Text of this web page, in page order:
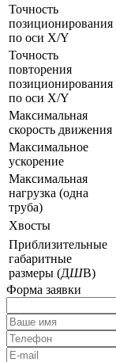
Точность
позиционирования
по оси Х/Ү
Точность
повторения
позиционирования
по оси Х/Ү
Максимальная
скорость движения
Максимальное
ускорение
Максимальная
нагрузка (одна
труба)
Хвосты
Приблизительные
габаритные
размеры (ДШВ)
Форма заявки